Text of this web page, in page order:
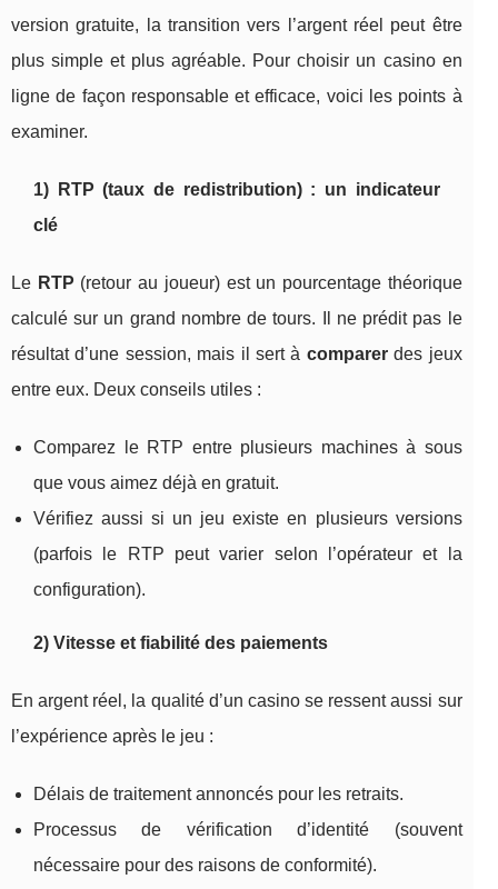
version gratuite, la transition vers l’argent réel peut être
plus simple et plus agréable. Pour choisir un casino en
ligne de façon responsable et efficace, voici les points à
examiner.
1) RTP (taux de redistribution) : un indicateur
clé
Le RTP (retour au joueur) est un pourcentage théorique
calculé sur un grand nombre de tours. Il ne prédit pas le
résultat d’une session, mais il sert à comparerdes jeux
entre eux. Deux conseils utiles :
Comparez le RTP entre plusieurs machines à sous
que vous aimez déjà en gratuit.
Vérifiez aussi si un jeu existe en plusieurs versions
(parfois le RTP peut varier selon l’opérateur et la
configuration).
2) Vitesse et fiabilité des paiements
En argent réel, la qualité d’un casino se ressent aussi sur
l’expérience après le jeu :
Délais de traitement annoncés pour les retraits.
Processus de vérification d’identité (souvent
nécessaire pour des raisons de conformité).